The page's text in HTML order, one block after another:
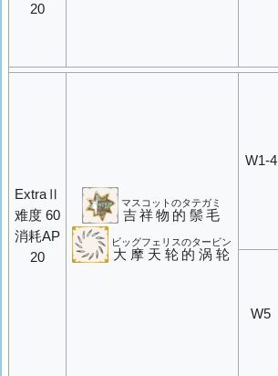
20
ExtraⅡ
难度 60
消耗AP
20
吉祥物的鬃毛
マスコットのタテガミ
大摩天轮的涡轮
ビッグフェリスのタービン
W1-4
W5